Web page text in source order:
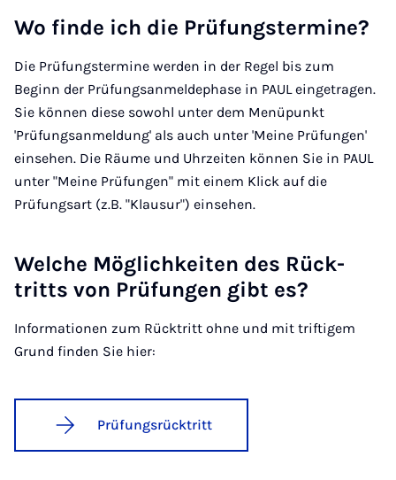
Wo fin­de ich die Prü­fungs­ter­mi­ne?
Die Prüfungstermine werden in der Regel bis zum
Beginn der Prüfungsanmeldephase in PAUL eingetragen.
Sie können diese sowohl unter dem Menüpunkt
'Prüfungsanmeldung' als auch unter 'Meine Prüfungen'
einsehen. Die Räume und Uhrzeiten können Sie in PAUL
unter "Meine Prüfungen" mit einem Klick auf die
Prüfungsart (z.B. "Klausur") einsehen.
Wel­che Mög­lich­kei­ten des Rück­
tritts von Prü­fun­gen gibt es?
Informationen zum Rücktritt ohne und mit triftigem
Grund finden Sie hier:
Prüfungsrücktritt